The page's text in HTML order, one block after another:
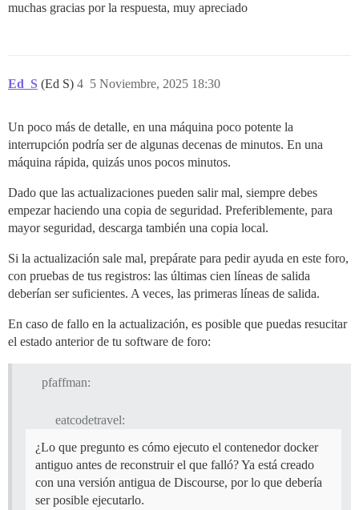
muchas gracias por la respuesta, muy apreciado
Ed_S (Ed S) 5 Noviembre, 2025 18:30
4
Un poco más de detalle, en una máquina poco potente la
interrupción podría ser de algunas decenas de minutos. En una
máquina rápida, quizás unos pocos minutos.
Dado que las actualizaciones pueden salir mal, siempre debes
empezar haciendo una copia de seguridad. Preferiblemente, para
mayor seguridad, descarga también una copia local.
Si la actualización sale mal, prepárate para pedir ayuda en este foro,
con pruebas de tus registros: las últimas cien líneas de salida
deberían ser suficientes. A veces, las primeras líneas de salida.
En caso de fallo en la actualización, es posible que puedas resucitar
el estado anterior de tu software de foro:
pfaffman:
eatcodetravel:
¿Lo que pregunto es cómo ejecuto el contenedor docker
antiguo antes de reconstruir el que falló? Ya está creado
con una versión antigua de Discourse, por lo que debería
ser posible ejecutarlo.